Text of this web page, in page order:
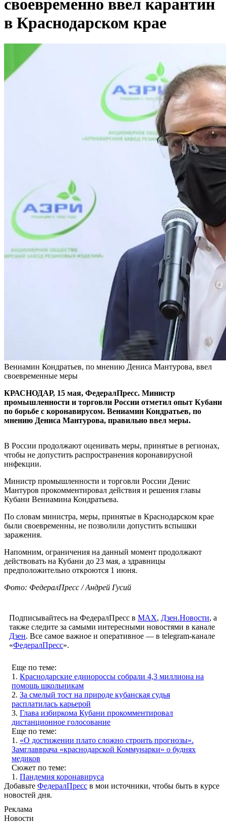
своевременно ввел карантин
в Краснодарском крае
Вениамин Кондратьев, по мнению Дениса Мантурова, ввел
своевременные меры
КРАСНОДАР, 15 мая, ФедералПресс. Министр
промышленности и торговли России отметил опыт Кубани
по борьбе с коронавирусом. Вениамин Кондратьев, по
мнению Дениса Мантурова, правильно ввел меры.
В России продолжают оценивать меры, принятые в регионах,
чтобы не допустить распространения коронавирусной
инфекции.
Министр промышленности и торговли России Денис
Мантуров прокомментировал действия и решения главы
Кубани Вениамина Кондратьева.
По словам министра, меры, принятые в Краснодарском крае
были своевременны, не позволили допустить вспышки
заражения.
Напомним, ограничения на данный момент продолжают
действовать на Кубани до 23 мая, а здравницы
предположительно откроются 1 июня.
Фото: ФедералПресс / Андрей Гусий
Подписывайтесь на ФедералПресс в МАХ, Дзен.Новости, а
также следите за самыми интересными новостями в канале
Дзен. Все самое важное и оперативное — в telegram-канале
«ФедералПресс».
Еще по теме:
1. Краснодарские единороссы собрали 4,3 миллиона на
помощь школьникам
2. За смелый тост на природе кубанская судья
расплатилась карьерой
3. Глава избиркома Кубани прокомментировал
дистанционное голосование
Еще по теме:
1. «О достижении плато сложно строить прогнозы».
Замглавврача «краснодарской Коммунарки» о буднях
медиков
Сюжет по теме:
1. Пандемия коронавируса
Добавьте ФедералПресс в мои источники, чтобы быть в курсе
новостей дня.
Реклама
Новости